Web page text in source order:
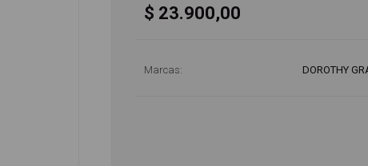
$ 23.900,00
Marcas: DOROTHY